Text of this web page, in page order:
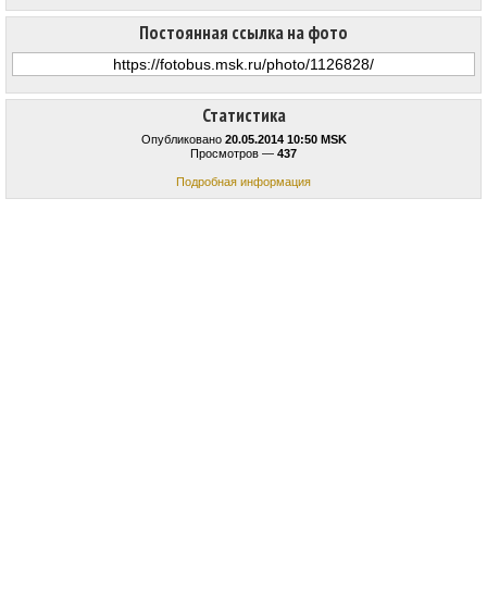
Статистика
Опубликовано 20.05.2014 10:50 MSK
Просмотров — 437
Подробная информация
Постоянная ссылка на фото